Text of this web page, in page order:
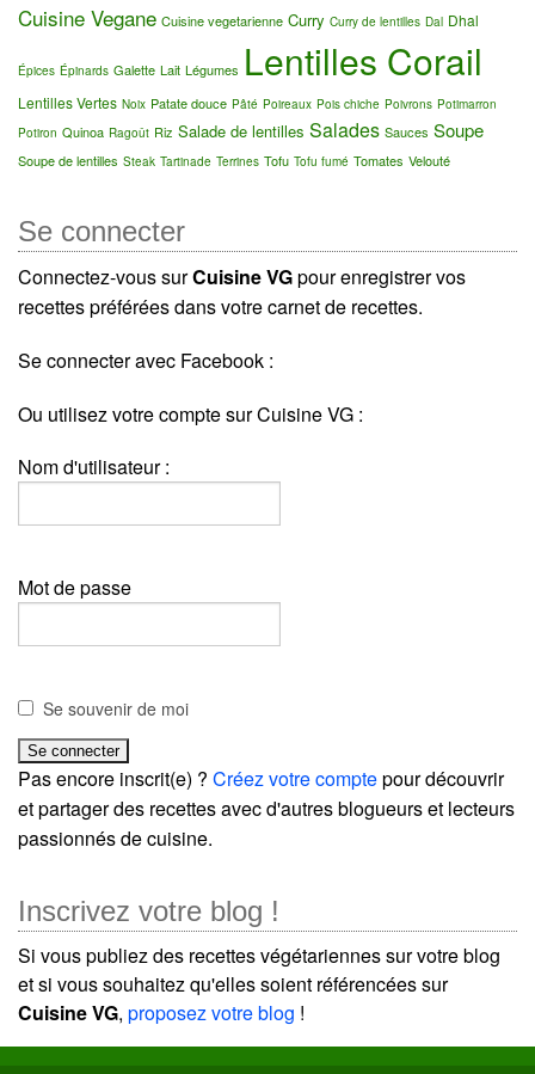
Cuisine Vegane Cuisine vegetarienne Curry Curry de lentilles Dal Dhal
Épices Épinards Galette Lait Légumes Lentilles Corail
Lentilles Vertes Noix Patate douce Pâté Poireaux Pois chiche Poivrons Potimarron
Potiron Quinoa Ragoût Riz Salade de lentilles Salades Sauces Soupe
Soupe de lentilles Steak Tartinade Terrines Tofu Tofu fumé Tomates Velouté
Se connecter
Connectez-vous surCuisine VGpour enregistrer vos
recettes préférées dans votre carnet de recettes.
Se connecter avec Facebook :
Ou utilisez votre compte sur Cuisine VG :
Nom d'utilisateur :
Mot de passe
Se souvenir de moi
Pas encore inscrit(e) ? Créez votre comptepour découvrir
et partager des recettes avec d'autres blogueurs et lecteurs
passionnés de cuisine.
Inscrivez votre blog !
Si vous publiez des recettes végétariennes sur votre blog
et si vous souhaitez qu'elles soient référencées sur
Cuisine VG, proposez votre blog !